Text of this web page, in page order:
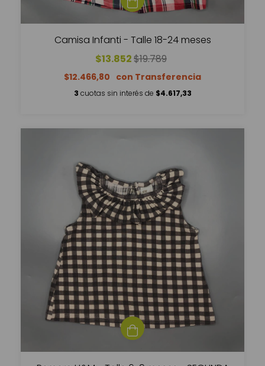
Camisa Infanti - Talle 18-24 meses
$13.852$19.789
$12.466,80
3 cuotas sin interés de $4.617,33